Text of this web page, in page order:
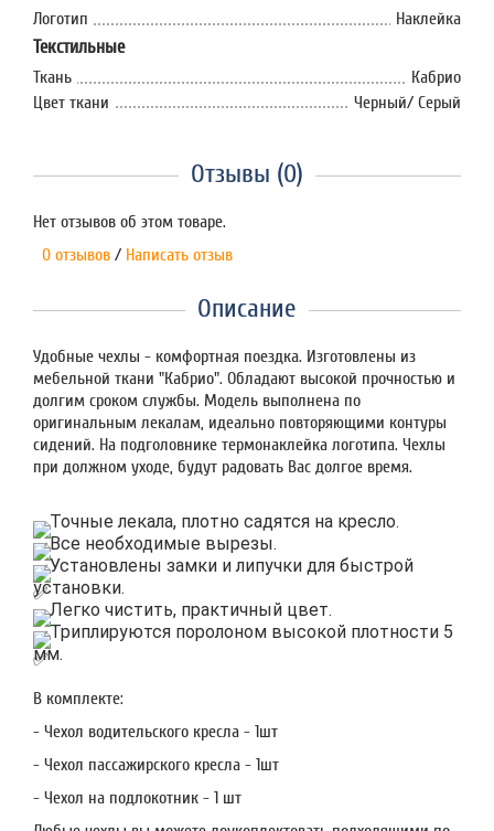
Логотип Наклейка
Текстильные
Ткань
Кабрио
Цвет ткани
Черный/ Серый
Отзывы (0)
Нет отзывов об этом товаре.
0 отзывов / Написать отзыв
Описание
Удобные чехлы - комфортная поездка. Изготовлены из
мебельной ткани "Кабрио". Обладают высокой прочностью и
долгим сроком службы. Модель выполнена по
оригинальным лекалам, идеально повторяющими контуры
сидений. На подголовнике термонаклейка логотипа. Чехлы
при должном уходе, будут радовать Вас долгое время.
Точные лекала, плотно садятся на кресло.
Все необходимые вырезы.
Установлены замки и липучки для быстрой
установки.
Легко чистить, практичный цвет.
Триплируются поролоном высокой плотности 5
мм.
В комплекте:
- Чехол водительского кресла - 1шт
- Чехол пассажирского кресла - 1шт
- Чехол на подлокотник - 1 шт